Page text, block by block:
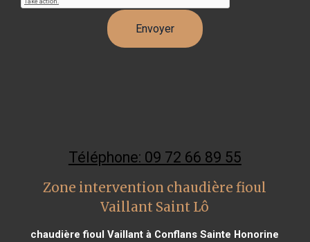
Téléphone: 09 72 66 89 55
Zone intervention chaudière fioul
Vaillant Saint Lô
chaudière fioul Vaillant à Conflans Sainte Honorine